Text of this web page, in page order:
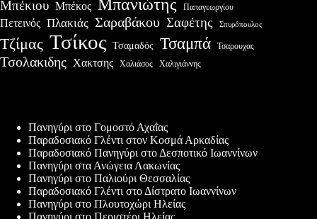
Μπέκιου Μπέκος Μπανιώτης Παπαγεωργίου
Πετεινός Πλακιάς Σαραβάκου Σαφέτης Σπυρόπουλος
Τζίμας Τσίκος Τσαμαδός Τσαμπά Τσαρουχας
Τσολακιδης Χακτσης Χαλιάσος Χαλιγιάννης
Πανηγύρι στο Γομοστό Αχαΐας
Παραδοσιακό Γλέντι στον Κοσμά Αρκαδίας
Παραδοσιακό Πανηγύρι στο Δεσποτικό Ιωαννίνων
Πανηγύρι στα Ανώγεια Λακωνίας
Πανηγύρι στο Παλιούρι Θεσσαλίας
Παραδοσιακό Γλέντι στο Δίστρατο Ιωαννίνων
Πανηγύρι στο Πλουτοχώρι Ηλείας